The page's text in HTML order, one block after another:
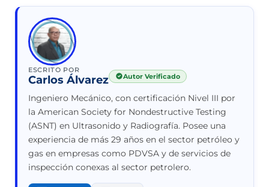
ESCRITO POR
Carlos Álvarez Autor Verificado
Ingeniero Mecánico, con certificación Nivel III por
la American Society for Nondestructive Testing
(ASNT) en Ultrasonido y Radiografía. Posee una
experiencia de más 29 años en el sector petróleo y
gas en empresas como PDVSA y de servicios de
inspección conexas al sector petrolero.